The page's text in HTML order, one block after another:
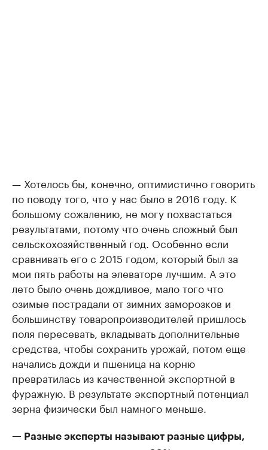
— Хотелось бы, конечно, оптимистично говорить
по поводу того, что у нас было в 2016 году. К
большому сожалению, не могу похвастаться
результатами, потому что очень сложный был
сельскохозяйственный год. Особенно если
сравнивать его с 2015 годом, который был за
мои пять работы на элеваторе лучшим. А это
лето было очень дождливое, мало того что
озимые пострадали от зимних заморозков и
большинству товаропроизводителей пришлось
поля пересевать, вкладывать дополнительные
средства, чтобы сохранить урожай, потом еще
начались дожди и пшеница на корню
превратилась из качественной экспортной в
фуражную. В результате экспортный потенциал
зерна физически был намного меньше.
— Разные эксперты называют разные цифры,